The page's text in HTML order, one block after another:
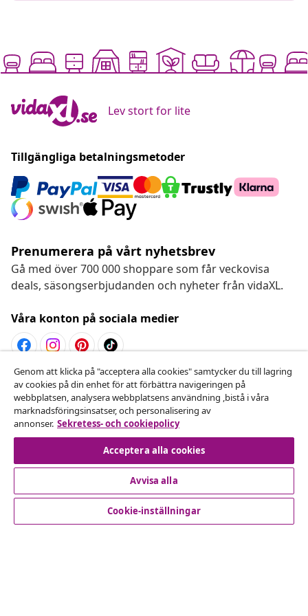
Lev stort for lite
Tillgängliga betalningsmetoder
Prenumerera på vårt nyhetsbrev
Gå med över 700 000 shoppare som får veckovisa
deals, säsongserbjudanden och nyheter från vidaXL.
Våra konton på sociala medier
Avbryta avtalet
Skicka in en begäran om uttag för din beställning.
Avbryta avtalet
Kundservice
Genom att klicka på "acceptera alla cookies" samtycker du till lagring
av cookies på din enhet för att förbättra navigeringen på
webbplatsen, analysera webbplatsens användning ,bistå i våra
marknadsföringsinsatser, och personalisering av
annonser. Sekretess- och cookiepolicy
Acceptera alla cookies
Avvisa alla
Cookie-inställningar